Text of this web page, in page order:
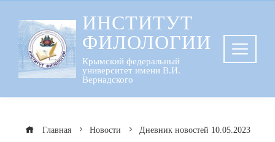
содержанию
ИНСТИТУТ
ФИЛОЛОГИИ
Крымский федеральный
университет имени В.И.
Вернадского
Главная Новости Дневник новостей 10.05.2023